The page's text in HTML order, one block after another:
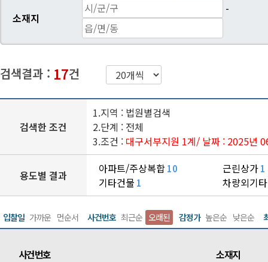
소재지
-
검색결과 : 17건
검색한 조건
1.지역 : 법원별검색
2.단계 : 전체
3.조건 : 대구서부지원 1계/ 날짜 : 2025년
용도별 결과 아파트/주상복합10 근린상가1
기타건물 1 차량외기타
입찰일 가까운 먼순서 사건번호 최근순 오래된 감정가 높은순 낮은순
사건번호 소재지